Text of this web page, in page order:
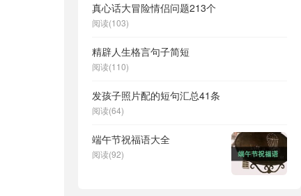
真心话大冒险情侣问题213个
阅读(103)
精辟人生格言句子简短
阅读(110)
发孩子照片配的短句汇总41条
阅读(64)
端午节祝福语大全
阅读(92)